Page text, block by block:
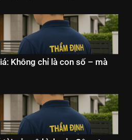
Không chỉ là con số – mà